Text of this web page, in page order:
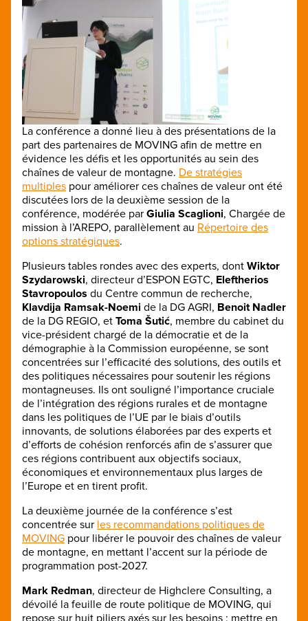
La conférence a donné lieu à des présentations de la
part des partenaires de MOVING afin de mettre en
évidence les défis et les opportunités au sein des
chaînes de valeur de montagne. De stratégies
multiples pour améliorer ces chaînes de valeur ont été
discutées lors de la deuxième session de la
conférence, modérée par Giulia Scaglioni, Chargée de
mission à l’AREPO, parallèlement au Répertoire des
options stratégiques.
Plusieurs tables rondes avec des experts, dont Wiktor
Szydarowski, directeur d’ESPON EGTC, Eleftherios
Stavropoulos du Centre commun de recherche,
Klavdija Ramsak-Noemi de la DG AGRI, Benoit Nadler
de la DG REGIO, et Toma Šutić, membre du cabinet du
vice-président chargé de la démocratie et de la
démographie à la Commission européenne, se sont
concentrées sur l’efficacité des solutions, des outils et
des politiques nécessaires pour soutenir les régions
montagneuses. Ils ont souligné l’importance cruciale
de l’intégration des régions rurales et de montagne
dans les politiques de l’UE par le biais d’outils
innovants, de solutions élaborées par des experts et
d’efforts de cohésion renforcés afin de s’assurer que
ces régions contribuent aux objectifs sociaux,
économiques et environnementaux plus larges de
l’Europe et en tirent profit.
La deuxième journée de la conférence s’est
concentrée sur les recommandations politiques de
MOVING pour libérer le pouvoir des chaînes de valeur
de montagne, en mettant l’accent sur la période de
programmation post-2027.
Mark Redman, directeur de Highclere Consulting, a
dévoilé la feuille de route politique de MOVING, qui
repose sur huit piliers axés sur les besoins : mettre en